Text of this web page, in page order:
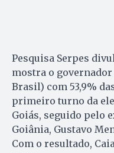
Pesquisa Serpes
mostra o
Brasil) com 53,9%
primeiro turno da
Goiás, seguido pelo
Goiânia, Gustavo
Com o resultado,